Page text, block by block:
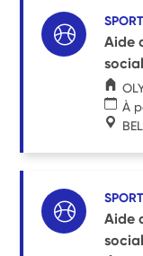
SPORT
Aide
À
SPORT
Aide